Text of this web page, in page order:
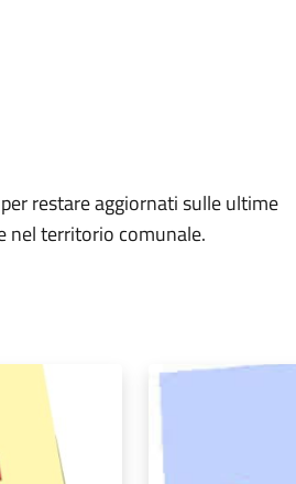
restare aggiornati sulle ultime
nel territorio comunale.